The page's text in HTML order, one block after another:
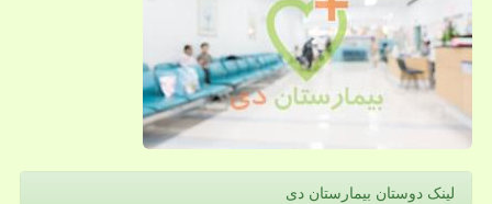
لینک دوستان بیمارستان دی